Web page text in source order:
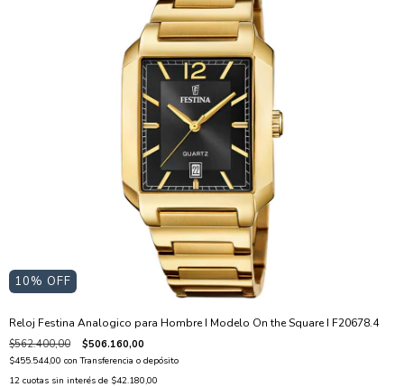
10% OFF
Reloj Festina Analogico para Hombre I Modelo On the Square I F20678.4
$562.400,00 $506.160,00
$455.544,00 con Transferencia o depósito
12 cuotas sin interés de $42.180,00